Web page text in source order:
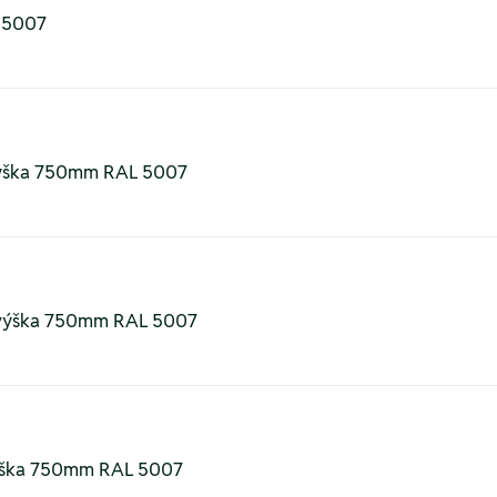
750mm RAL 5007
750mm RAL 5007
750mm RAL 5007